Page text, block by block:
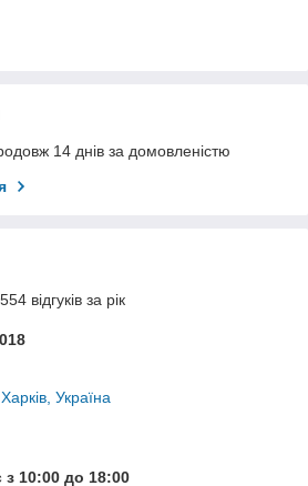
14 днів за домовленістю
відгуків за рік
Україна
10:00 до 18:00